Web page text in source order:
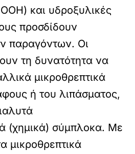
και υδροξυλικές
προσδίδουν
παραγόντων. Οι
τη δυνατότητα να
μικροθρεπτικά
ή του λιπάσματος,
(χημικά) σύμπλοκα. Με
μικροθρεπτικά